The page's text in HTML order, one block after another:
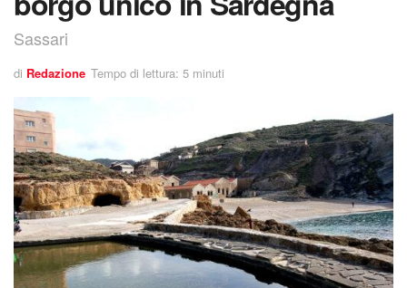
Sassari
di Redazione Tempo di lettura: 5 minuti